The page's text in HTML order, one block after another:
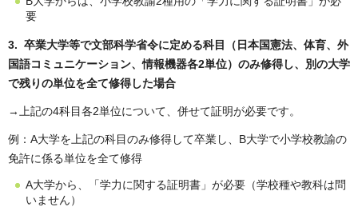
要
3. 卒業大学等で文部科学省令に定める科目（日本国憲法、体育、外
国語コミュニケーション、情報機器各2単位）のみ修得し、別の大学
で残りの単位を全て修得した場合
→上記の4科目各2単位について、併せて証明が必要です。
例：A大学を上記の科目のみ修得して卒業し、B大学で小学校教諭の
免許に係る単位を全て修得
A大学から、「学力に関する証明書」が必要（学校種や教科は問
いません）